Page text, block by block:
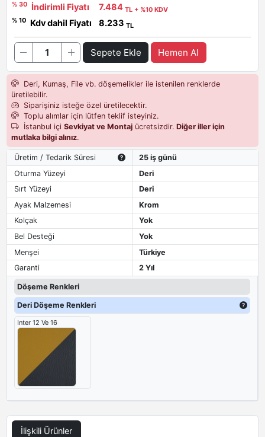
% 30
İndirimli Fiyatı 7.484 TL + %10 KDV
% 10
Kdv dahil Fiyatı 8.233 TL
Sepete Ekle Hemen Al
Deri, Kumaş, File vb. döşemelikler ile istenilen renklerde
üretilebilir.
Siparişiniz isteğe özel üretilecektir.
Toplu alımlar için lütfen teklif isteyiniz.
İstanbul içi Sevkiyat ve Montajücretsizdir. Diğer iller için
mutlaka bilgi alınız.
Üretim / Tedarik Süresi
25 iş günü
Oturma Yüzeyi
Deri
Sırt Yüzeyi
Deri
Ayak Malzemesi
Krom
Kolçak
Yok
Bel Desteği
Yok
Menşei
Türkiye
Garanti
2 Yıl
Döşeme Renkleri
Deri Döşeme Renkleri
Inter 12 Ve 16
İlişkili Ürünler